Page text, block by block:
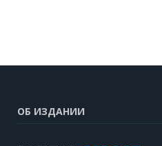
ОБ ИЗДАНИИ